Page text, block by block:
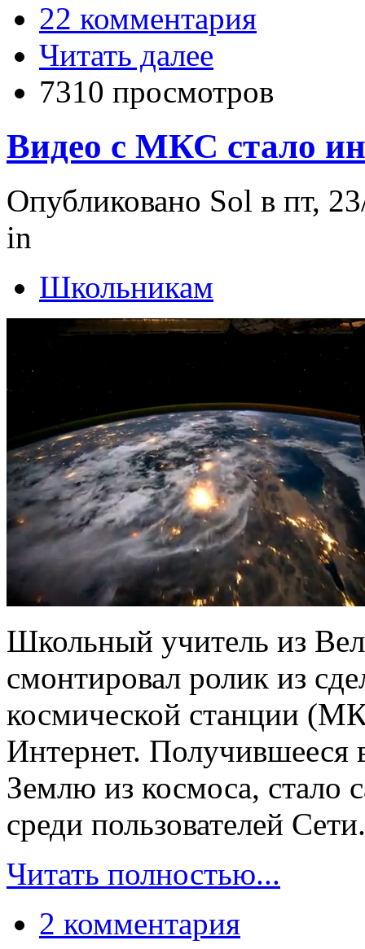
22 комментария
Читать далее
7310 просмотров
Видео с МКС стало
Опубликовано Sol в пт,
in
Школьникам
Школьный учитель из
смонтировал ролик из
космической станции
Интернет. Получившееся
Землю из космоса, стало
среди пользователей Сети.
Читать полностью...
2 комментария